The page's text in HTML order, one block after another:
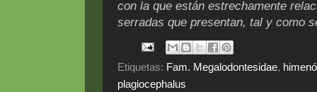
con la que están estrechamente
serradas que presentan, tal y como
Etiquetas: Fam. Megalodontesidae,
plagiocephalus